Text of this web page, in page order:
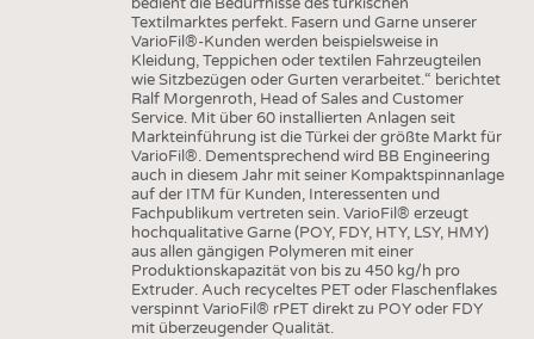
Textilmarktes perfekt. Fasern und Garne unserer
VarioFil®-Kunden werden beispielsweise in
Kleidung, Teppichen oder textilen Fahrzeugteilen
wie Sitzbezügen oder Gurten verarbeitet.“ berichtet
Ralf Morgenroth, Head of Sales and Customer
Service. Mit über 60 installierten Anlagen seit
Markteinführung ist die Türkei der größte Markt für
VarioFil®. Dementsprechend wird BB Engineering
auch in diesem Jahr mit seiner Kompaktspinnanlage
auf der ITM für Kunden, Interessenten und
Fachpublikum vertreten sein. VarioFil® erzeugt
hochqualitative Garne (POY, FDY, HTY, LSY, HMY)
aus allen gängigen Polymeren mit einer
Produktionskapazität von bis zu 450 kg/h pro
Extruder. Auch recyceltes PET oder Flaschenflakes
verspinnt VarioFil® rPET direkt zu POY oder FDY
mit überzeugender Qualität.